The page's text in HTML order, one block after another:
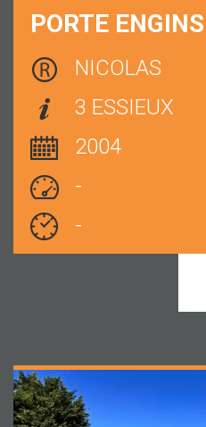
PORTE ENGINS
NICOLAS
3 ESSIEUX
2004
-
-